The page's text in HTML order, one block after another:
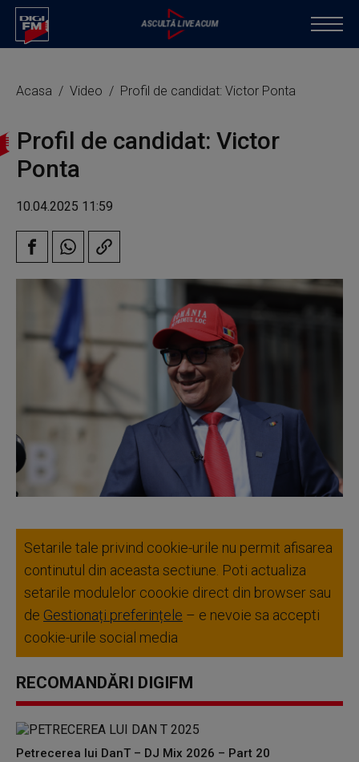
Acasa Video Profil de candidat: Victor Ponta
Profil de candidat: Victor
Ponta
10.04.2025 11:59
Setarile tale privind cookie-urile nu permit afisarea
continutul din aceasta sectiune. Poti actualiza
setarile modulelor coookie direct din browser sau
de Gestionați preferințele – e nevoie sa accepti
cookie-urile social media
RECOMANDĂRI DIGIFM
Petrecerea lui DanT – DJ Mix 2026 – Part 20